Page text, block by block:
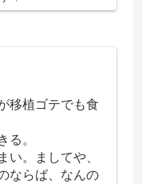
移植ゴテでも食
。
。ましてや、
ならば、なんの